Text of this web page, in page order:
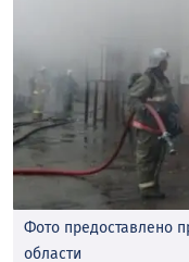
Фото предоставлено
области